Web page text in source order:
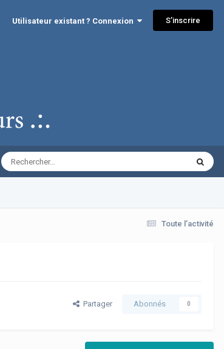
Utilisateur existant ? Connexion S’inscrire
Toute l’activité
Partager Abonnés 0